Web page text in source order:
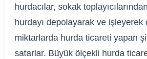
hurdacılar, sokak
hurdayı depolayarak ve işleyerek
miktarlarda hurda ticareti yapan
satarlar. Büyük ölçekli hurda